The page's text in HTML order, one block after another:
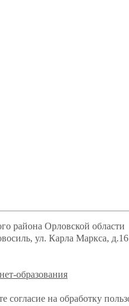
района Орловской области
ул. Карла Маркса, д.16
образования
согласие на обработку